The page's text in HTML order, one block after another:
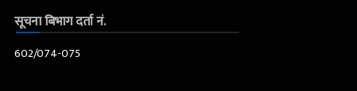
सूचना बिभाग दर्ता नं.
602/074-075